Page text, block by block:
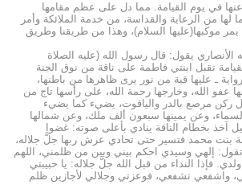
عنها في يوم القيامة. مما دل على عظم مقامها
لها من الرعاية والقداسة، من خدمة الملائكة وأمر
موكبها(عليها السلام)، وهذا من طريقنا وطريق
الأنصاري يقول: قال رسول الله (عليه الصلاة
تقبل ابنتي فاطمة على ناقة من نوق الجنة
ـ عليها قبة من نور يرى ظاهرها من باطنها،
عفو الله، وخارجها رحمة الله، على رأسها تاج من
ركن مرصع بالدر والياقوت، يضيء كما يضيء
وعن يمينها سبعون ألف ملك، وعن شمالها
آخذ بخطام الناقة ينادي بأعلى صوته: غضوا
بنت محمد فتسير حتى تحادي عرش ربها جلَّ جلاله،
إلهي وسيدي احكم بيني وبين من ظلمني، اللهم
فإذا النداء من قبل الله جلَّ جلاله: يا حبيبتي
واشفعي تشفعي، فوعزتي وجلالي لأجازين ظلم